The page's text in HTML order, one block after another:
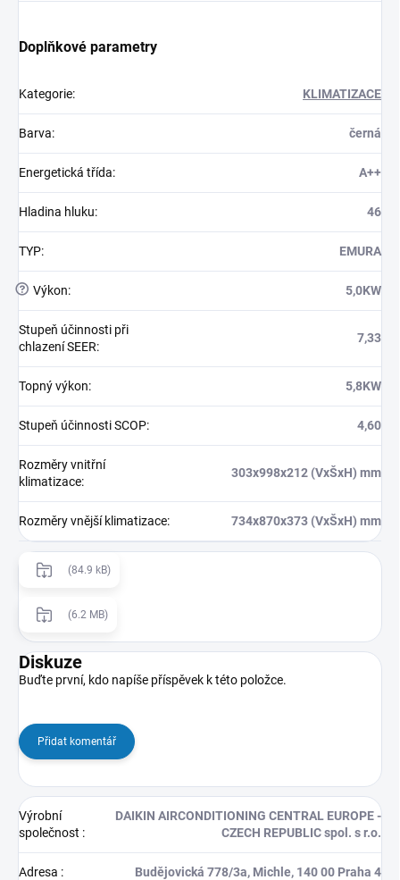
Doplňkové parametry
Kategorie: KLIMATIZACE
Barva: černá
Energetická třída: A++
Hladina hluku: 46
TYP: EMURA
? Výkon: 5,0KW
Stupeň účinnosti při
chlazení SEER:
7,33
Topný výkon: 5,8KW
Stupeň účinnosti SCOP: 4,60
Rozměry vnitřní
klimatizace:
303x998x212 (VxŠxH) mm
Rozměry vnější klimatizace: 734x870x373 (VxŠxH) mm
(84.9 kB)
(6.2 MB)
Diskuze
Buďte první, kdo napíše příspěvek k této položce.
Přidat komentář
Výrobní
společnost :
DAIKIN AIRCONDITIONING CENTRAL EUROPE -
CZECH REPUBLIC spol. s r.o.
Adresa : Budějovická 778/3a, Michle, 140 00 Praha 4